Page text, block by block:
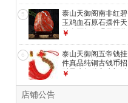
【五谷丰登相框】6
寸胡桃木色+升级套
装
5
泰山天御阁南非红碧
玉鸡血石原石摆件天
然奇石红色观赏石头
小号随机发货
￥
6
泰山天御阁五帝钱挂
件真品纯铜古钱币招
财风水摆件入户门过
￥
店铺公告